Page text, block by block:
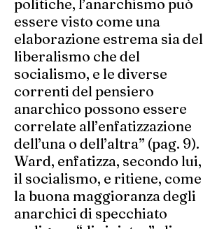
politiche, l’anarchismo può
essere visto come una
elaborazione estrema sia del
liberalismo che del
socialismo, e le diverse
correnti del pensiero
anarchico possono essere
correlate all’enfatizzazione
dell’una o dell’altra” (pag. 9).
Ward, enfatizza, secondo lui,
il socialismo, e ritiene, come
la buona maggioranza degli
anarchici di specchiato